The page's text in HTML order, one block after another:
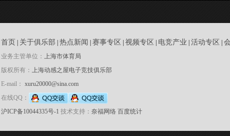
首页 关于俱乐部 热点新闻 赛事专区 视频专区 电竞产业 活动专区
业务主管单位： 上海市体育局
版权所有： 上海动感之屋电子竞技俱乐部
E-mail： xuru20000@sina.com
在线QQ：
沪ICP备10044335号-1 技术支持： 奈福网络 百度统计